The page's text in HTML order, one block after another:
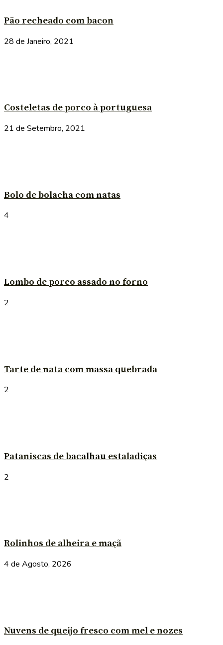
Pão recheado com bacon
28 de Janeiro, 2021
Costeletas de porco à portuguesa
21 de Setembro, 2021
Bolo de bolacha com natas
4
Lombo de porco assado no forno
2
Tarte de nata com massa quebrada
2
Pataniscas de bacalhau estaladiças
2
Rolinhos de alheira e maçã
4 de Agosto, 2026
Nuvens de queijo fresco com mel e nozes